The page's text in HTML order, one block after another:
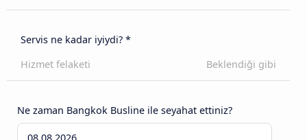
Servis ne kadar iyiydi? *
Hizmet felaketi
Beklendiği gibi
Ne zaman Bangkok Busline ile seyahat ettiniz?